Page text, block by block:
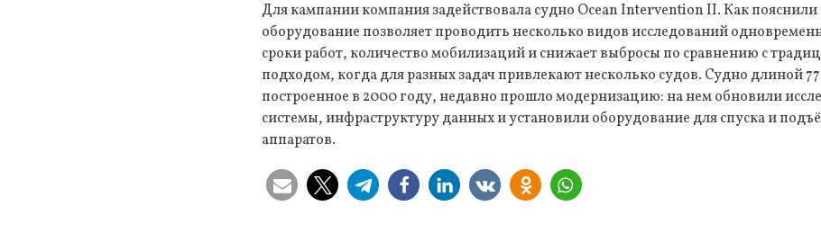
Для кампании компания задействовала судно Ocean Intervention II. Как пояснили
оборудование позволяет проводить несколько видов исследований
сроки работ, количество мобилизаций и снижает выбросы по сравнению с
подходом, когда для разных задач привлекают несколько судов. Судно длиной
построенное в 2000 году, недавно прошло модернизацию: на нем обновили
системы, инфраструктуру данных и установили оборудование для спуска и
аппаратов.